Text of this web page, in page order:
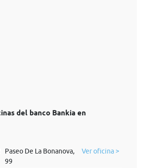
del banco Bankia en
Paseo De La Bonanova,
99
Ver oficina >